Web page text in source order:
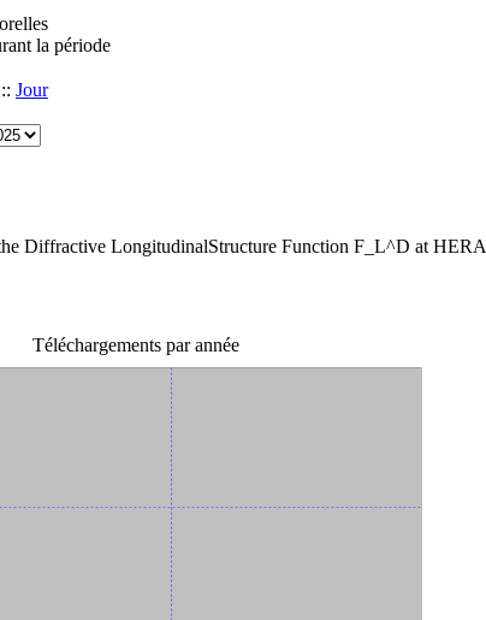
la période
:: Jour
Diffractive LongitudinalStructure Function F_L^D at HERA
Téléchargements par année